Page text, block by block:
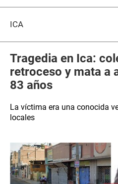
ICA
Tragedia en Ica:
retroceso y mata a
83 años
La víctima era una conocida
locales